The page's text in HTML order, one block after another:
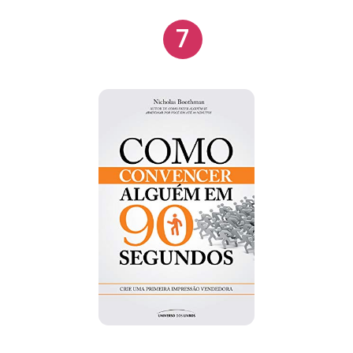
queira simplesmente impressionar, motivar e
influenciar os outros desde o primeiro encontro,
você precisa saber os métodos que os mestres da
pessoas e levá-los a uma mudança de atitude.
Neste livro, você descobrirá o que faz com que as
pessoas se movam. Você vai encontrar uma
coleção das técnicas mais persuasivas, utilizadas
por políticos, publicitários, escritores de
propaganda, e todos aqueles que são capazes de
mudar rapidamente os pensamentos de um
indivíduo ou de um grupo de pessoas. Você pode
usar essas técnicas para fazer com que uma
pessoa faça coisas que normalmente não faria,
convencê-las de algo ou colocá-las em movimento.
7